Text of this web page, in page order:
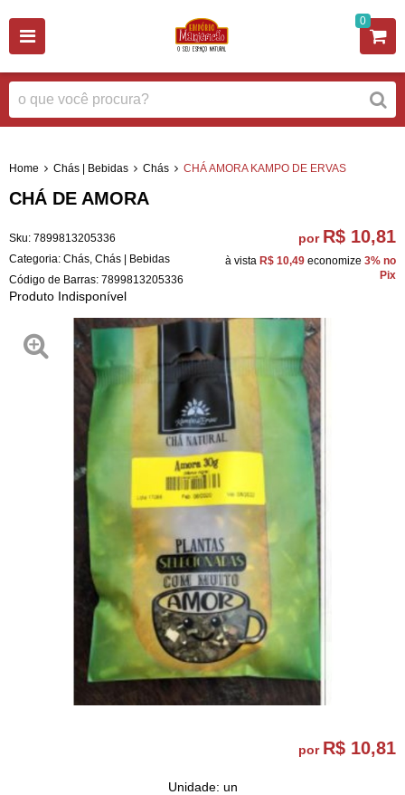
0
Home Chás | Bebidas Chás CHÁ AMORA KAMPO DE ERVAS
CHÁ DE AMORA
Sku: 7899813205336
Categoria: Chás Chás | Bebidas
Código de Barras: 7899813205336
Produto Indisponível
por R$ 10,81
à vista R$ 10,49 economize 3% no
Pix
por R$ 10,81
Unidade: un